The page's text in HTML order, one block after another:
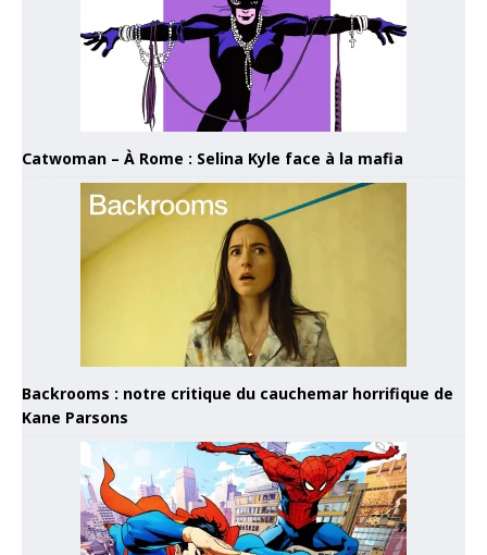
Catwoman – À Rome : Selina Kyle face à la mafia
Backrooms : notre critique du cauchemar horrifique de
Kane Parsons